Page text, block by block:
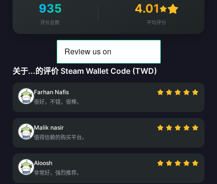
935
评价总数
4.01
平均评分
关于...的评价 Steam Wallet Code (TWD)
Farhan Nafis
很好，不错，很棒。
Malik nasir
值得信赖的购买平台。
Aloosh
非常好，强烈推荐。